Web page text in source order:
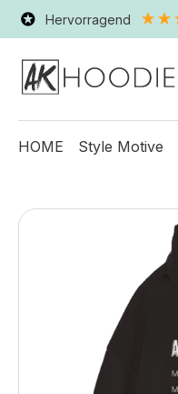
Hervorragend
HOME Style Motive